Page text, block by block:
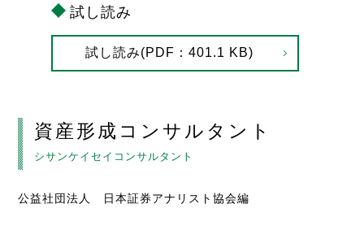
試し読み
試し読み(PDF：401.1 KB)
資産形成コンサルタント
シサンケイセイコンサルタント
公益社団法人 日本証券アナリスト協会編